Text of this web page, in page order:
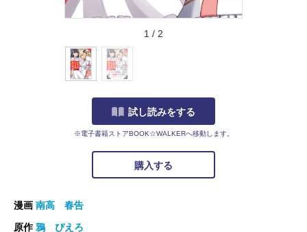
1 / 2
試し読みをする
※電子書籍ストアBOOK☆WALKERへ移動します。
購入する
漫画 南高 春告
原作鴉 ぴえろ